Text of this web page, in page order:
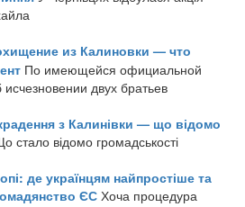
из Калиновки — что
По имеющейся официальной
двух братьев
з Калинівки — що відомо
стало відомо громадськості
де українцям найпростіше та
ЄС Хоча процедура